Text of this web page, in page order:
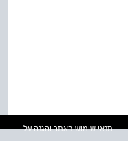
תנאי שימוש באתר והגנה על